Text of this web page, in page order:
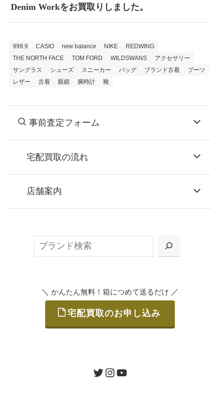
Denim Workをお買取りしました。
999.9 CASIO new balance NIKE
REDWING
THE NORTH FACE
TOM FORD WILDSWANS
アクセサリー
サングラス
シューズ スニーカー バッグ ブランド古着
ブーツ
レザー
古着 眼鏡 腕時計 靴
事前査定フォーム
宅配買取の流れ
お申込み
または梱包材不要の「集荷申込」からお選び
ご発送
店舗案内
＼ かんたん無料！箱につめて送るだけ ／
宅配買取のお申し込み
ツイッターインスタグラムユーチューブ